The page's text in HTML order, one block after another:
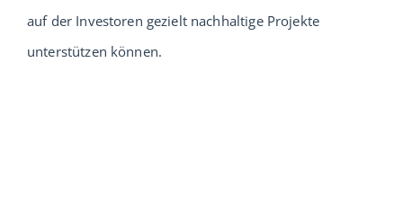
auf der Investoren gezielt nachhaltige Projekte
unterstützen können.